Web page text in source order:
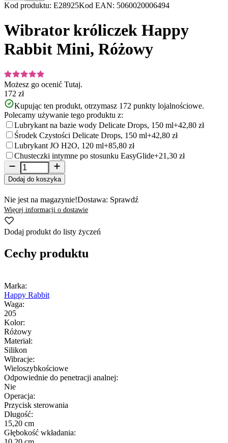
Item
of
5
Kod produktu: E28925Kod EAN: 5060020006494
Wibrator króliczek Happy
Rabbit Mini, Różowy
Możesz go ocenić Tutaj.
172 zł
Kupując ten produkt, otrzymasz 172 punkty lojalnościowe.
Polecamy używanie tego produktu z:
Lubrykant na bazie wody Delicate Drops, 150 ml+42,80 zł
Środek Czystości Delicate Drops, 150 ml+42,80 zł
Lubrykant JO H2O, 120 ml+85,80 zł
Chusteczki intymne po stosunku EasyGlide+21,30 zł
Dodaj do koszyka
Nie jest na magazynie!Dostawa: Sprawdź
Więcej informacji o dostawie
Dodaj produkt do listy życzeń
Cechy produktu
Marka:
Happy Rabbit
Waga:
205
Kolor:
Różowy
Materiał:
Silikon
Wibracje:
Wieloszybkościowe
Odpowiednie do penetracji analnej:
Nie
Operacja:
Przycisk sterowania
Długość:
15,20 cm
Głębokość wkładania: